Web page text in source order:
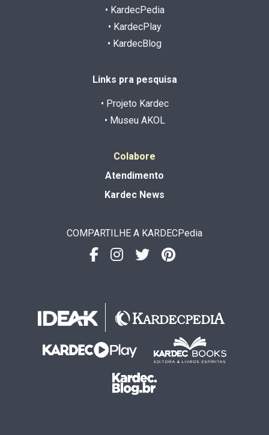
• KardecPedia
• KardecPlay
• KardecBlog
Links pra pesquisa
• Projeto Kardec
• Museu AKOL
Colabore
Atendimento
Kardec News
COMPARTILHE A KARDECPedia